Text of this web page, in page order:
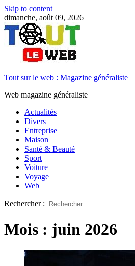
Skip to content
dimanche, août 09, 2026
Tout sur le web : Magazine généraliste
Web magazine généraliste
Actualités
Divers
Entreprise
Maison
Santé & Beauté
Sport
Voiture
Voyage
Web
Rechercher :
Mois : juin 2026